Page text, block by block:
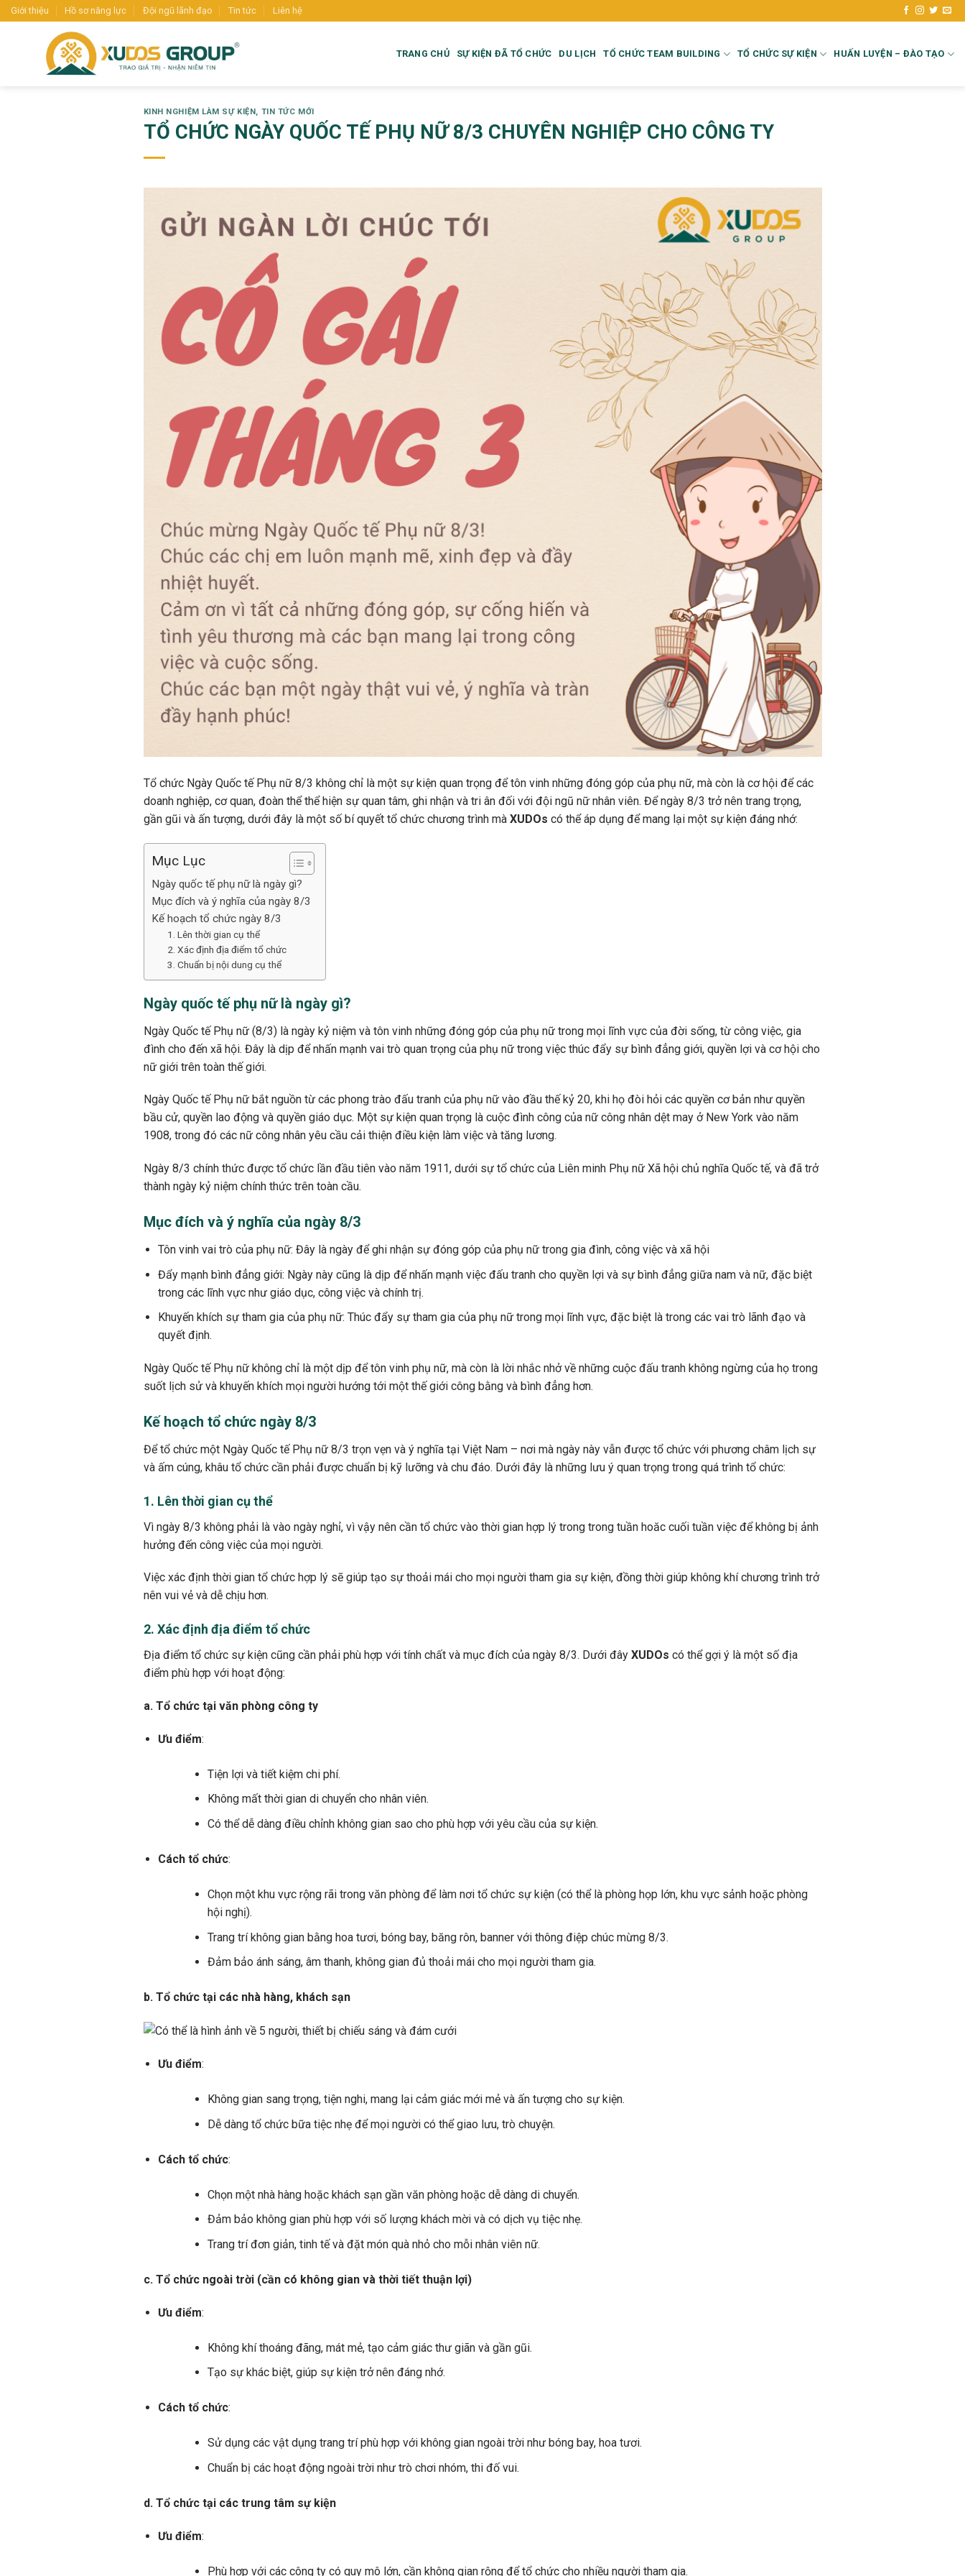
Skip
to
Giới thiệu Hồ sơ năng lực Đội ngũ lãnh đạo Tin tức Liên hệ
TRANG CHỦ SỰ KIỆN ĐÃ TỔ CHỨC DU LỊCH TỔ CHỨC TEAM BUILDING TỔ CHỨC SỰ KIỆN HUẤN LUYỆN – ĐÀO TẠO
KINH NGHIỆM LÀM SỰ KIỆN, TIN TỨC MỚI
TỔ CHỨC NGÀY QUỐC TẾ PHỤ NỮ 8/3 CHUYÊN NGHIỆP CHO CÔNG TY
Tổ chức Ngày Quốc tế Phụ nữ 8/3 không chỉ là một sự kiện quan trọng để tôn vinh những đóng góp của phụ nữ, mà còn là cơ hội để các
doanh nghiệp, cơ quan, đoàn thể thể hiện sự quan tâm, ghi nhận và tri ân đối với đội ngũ nữ nhân viên. Để ngày 8/3 trở nên trang trọng,
gần gũi và ấn tượng, dưới đây là một số bí quyết tổ chức chương trình mà XUDOs có thể áp dụng để mang lại một sự kiện đáng nhớ:
Mục Lục
Ngày quốc tế phụ nữ là ngày gì?
Mục đích và ý nghĩa của ngày 8/3
Kế hoạch tổ chức ngày 8/3
1. Lên thời gian cụ thể
2. Xác định địa điểm tổ chức
3. Chuẩn bị nội dung cụ thể
Ngày quốc tế phụ nữ là ngày gì?
Ngày Quốc tế Phụ nữ (8/3) là ngày kỷ niệm và tôn vinh những đóng góp của phụ nữ trong mọi lĩnh vực của đời sống, từ công việc, gia
đình cho đến xã hội. Đây là dịp để nhấn mạnh vai trò quan trọng của phụ nữ trong việc thúc đẩy sự bình đẳng giới, quyền lợi và cơ hội cho
nữ giới trên toàn thế giới.
Ngày Quốc tế Phụ nữ bắt nguồn từ các phong trào đấu tranh của phụ nữ vào đầu thế kỷ 20, khi họ đòi hỏi các quyền cơ bản như quyền
bầu cử, quyền lao động và quyền giáo dục. Một sự kiện quan trọng là cuộc đình công của nữ công nhân dệt may ở New York vào năm
1908, trong đó các nữ công nhân yêu cầu cải thiện điều kiện làm việc và tăng lương.
Ngày 8/3 chính thức được tổ chức lần đầu tiên vào năm 1911, dưới sự tổ chức của Liên minh Phụ nữ Xã hội chủ nghĩa Quốc tế, và đã trở
thành ngày kỷ niệm chính thức trên toàn cầu.
Mục đích và ý nghĩa của ngày 8/3
Tôn vinh vai trò của phụ nữ: Đây là ngày để ghi nhận sự đóng góp của phụ nữ trong gia đình, công việc và xã hội
Đẩy mạnh bình đẳng giới: Ngày này cũng là dịp để nhấn mạnh việc đấu tranh cho quyền lợi và sự bình đẳng giữa nam và nữ, đặc biệt
trong các lĩnh vực như giáo dục, công việc và chính trị.
Khuyến khích sự tham gia của phụ nữ: Thúc đẩy sự tham gia của phụ nữ trong mọi lĩnh vực, đặc biệt là trong các vai trò lãnh đạo và
quyết định.
Ngày Quốc tế Phụ nữ không chỉ là một dịp để tôn vinh phụ nữ, mà còn là lời nhắc nhở về những cuộc đấu tranh không ngừng của họ trong
suốt lịch sử và khuyến khích mọi người hướng tới một thế giới công bằng và bình đẳng hơn.
Kế hoạch tổ chức ngày 8/3
Để tổ chức một Ngày Quốc tế Phụ nữ 8/3 trọn vẹn và ý nghĩa tại Việt Nam – nơi mà ngày này vẫn được tổ chức với phương châm lịch sự
và ấm cúng, khâu tổ chức cần phải được chuẩn bị kỹ lưỡng và chu đáo. Dưới đây là những lưu ý quan trọng trong quá trình tổ chức:
1. Lên thời gian cụ thể
Vì ngày 8/3 không phải là vào ngày nghỉ, vì vậy nên cần tổ chức vào thời gian hợp lý trong trong tuần hoăc cuối tuần việc để không bị ảnh
hưởng đến công việc của mọi người.
Việc xác định thời gian tổ chức hợp lý sẽ giúp tạo sự thoải mái cho mọi người tham gia sự kiện, đồng thời giúp không khí chương trình trở
nên vui vẻ và dễ chịu hơn.
2. Xác định địa điểm tổ chức
Địa điểm tổ chức sự kiện cũng cần phải phù hợp với tính chất và mục đích của ngày 8/3. Dưới đây XUDOs có thể gợi ý là một số địa
điểm phù hợp với hoạt động:
a. Tổ chức tại văn phòng công ty
Ưu điểm:
Tiện lợi và tiết kiệm chi phí.
Không mất thời gian di chuyển cho nhân viên.
Có thể dễ dàng điều chỉnh không gian sao cho phù hợp với yêu cầu của sự kiện.
Cách tổ chức:
Chọn một khu vực rộng rãi trong văn phòng để làm nơi tổ chức sự kiện (có thể là phòng họp lớn, khu vực sảnh hoặc phòng
hội nghị).
Trang trí không gian bằng hoa tươi, bóng bay, băng rôn, banner với thông điệp chúc mừng 8/3.
Đảm bảo ánh sáng, âm thanh, không gian đủ thoải mái cho mọi người tham gia.
b. Tổ chức tại các nhà hàng, khách sạn
Ưu điểm:
Không gian sang trọng, tiện nghi, mang lại cảm giác mới mẻ và ấn tượng cho sự kiện.
Dễ dàng tổ chức bữa tiệc nhẹ để mọi người có thể giao lưu, trò chuyện.
Cách tổ chức:
Chọn một nhà hàng hoặc khách sạn gần văn phòng hoặc dễ dàng di chuyển.
Đảm bảo không gian phù hợp với số lượng khách mời và có dịch vụ tiệc nhẹ.
Trang trí đơn giản, tinh tế và đặt món quà nhỏ cho mỗi nhân viên nữ.
c. Tổ chức ngoài trời (cần có không gian và thời tiết thuận lợi)
Ưu điểm:
Không khí thoáng đãng, mát mẻ, tạo cảm giác thư giãn và gần gũi.
Tạo sự khác biệt, giúp sự kiện trở nên đáng nhớ.
Cách tổ chức:
Sử dụng các vật dụng trang trí phù hợp với không gian ngoài trời như bóng bay, hoa tươi.
Chuẩn bị các hoạt động ngoài trời như trò chơi nhóm, thi đố vui.
d. Tổ chức tại các trung tâm sự kiện
Ưu điểm:
Phù hợp với các công ty có quy mô lớn, cần không gian rộng để tổ chức cho nhiều người tham gia.